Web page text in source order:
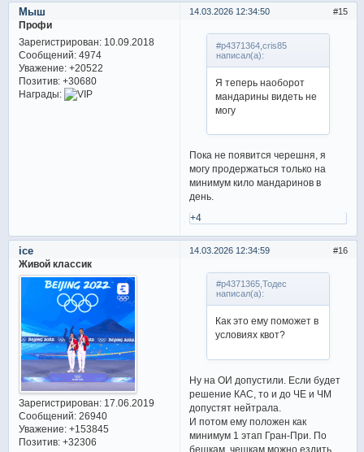
15
14.03.2026 12:34:50
Мыш
Профи
Зарегистрирован: 10.09.2018
Сообщений:4974
Уважение: +20522
Позитив: +30680
Награды:
#p4371364,cris85
написал(а):
Я теперь наоборот
мандарины видеть не
могу
Пока не появится черешня, я
могу продержаться только на
минимум кило мандаринов в
день.
+4
16
14.03.2026 12:34:59
ice
Живой классик
Зарегистрирован: 17.06.2019
Сообщений:26940
Уважение: +153845
Позитив: +32306
#p4371365,Тодес
написал(а):
Как это ему поможет в
условиях квот?
Ну на ОИ допустили. Если будет
решение КАС, то и до ЧЕ и ЧМ
допустят нейтрала.
И потом ему положен как
минимум 1 этап Гран-При. По
бешкам, чешкам можно ездить